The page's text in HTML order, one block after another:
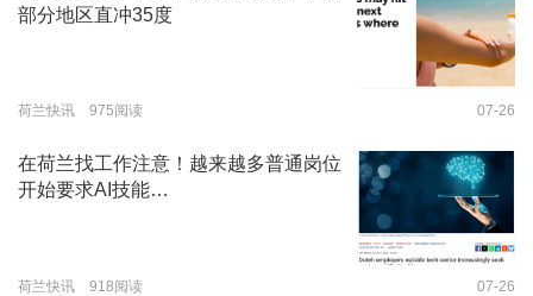
部分地区直冲35度
荷兰快讯 975阅读 07-26
在荷兰找工作注意！越来越多普通岗位
开始要求AI技能…
荷兰快讯 918阅读 07-26